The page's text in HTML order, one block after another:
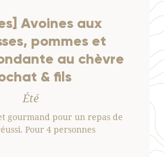
Avoines aux
pommes et
au chèvre
& fils
Été
gourmand pour un repas de
Pour 4 personnes